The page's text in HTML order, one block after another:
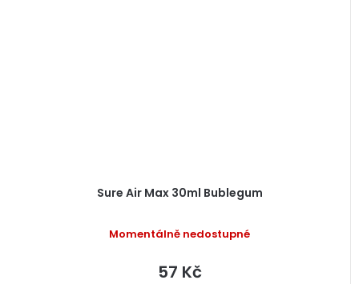
Sure Air Max 30ml Bublegum
Momentálně nedostupné
57 Kč